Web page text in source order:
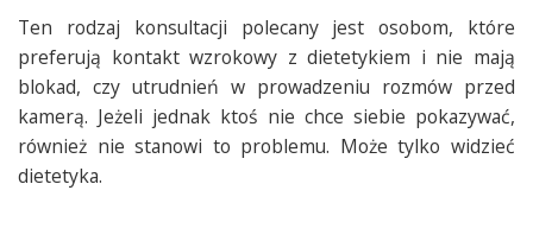
Ten rodzaj konsultacji polecany jest osobom, które
preferują kontakt wzrokowy z dietetykiem i nie mają
blokad, czy utrudnień w prowadzeniu rozmów przed
kamerą. Jeżeli jednak ktoś nie chce siebie pokazywać,
również nie stanowi to problemu. Może tylko widzieć
dietetyka.